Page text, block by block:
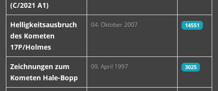
(C/2021 A1)
Helligkeitsausbruch
des Kometen
17P/Holmes
04. Oktober 2007 14551
Zeichnungen zum
Kometen Hale-Bopp
09. April 1997 3025